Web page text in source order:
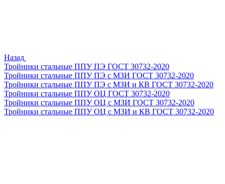
Назад
Тройники стальные ППУ ПЭ ГОСТ 30732-2020
Тройники стальные ППУ ПЭ с МЗИ ГОСТ 30732-2020
Тройники стальные ППУ ПЭ с МЗИ и КВ ГОСТ 30732-2020
Тройники стальные ППУ ОЦ ГОСТ 30732-2020
Тройники стальные ППУ ОЦ с МЗИ ГОСТ 30732-2020
Тройники стальные ППУ ОЦ с МЗИ и КВ ГОСТ 30732-2020